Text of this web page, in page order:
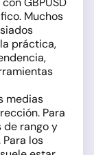
Muchos
práctica,
medias
Para
de rango y
los